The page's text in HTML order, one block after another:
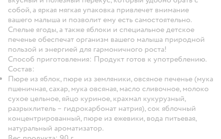
собой, а яркая мягкая упаковка привлечет внимание
вашего малыша и позволит ему есть самостоятельно.
Спелые ягоды, а также яблоки и специальное детское
печенье обеспечат организм вашего малыша природной
пользой и энергией для гармоничного роста!
Способ приготовления: Продукт готов к употреблению.
Состав:
Пюре из яблок, пюре из земляники, овсяное печенье (мука
пшеничная, сахар, мука овсяная, масло сливочное, молоко
сухое цельное, яйцо куриное, крахмал кукурузный,
разрыхлитель – гидрокарбонат натрия), сок яблочный
концентрированный, пюре из ежевики, вода питьевая,
натуральный ароматизатор.